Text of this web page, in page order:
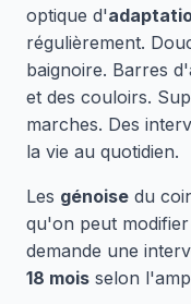
optique d'
régulièrement.
baignoire. Barres
et des couloirs.
marches. Des
la vie au quotidien.
Les génoise du
qu'on peut
demande une
18 mois selon